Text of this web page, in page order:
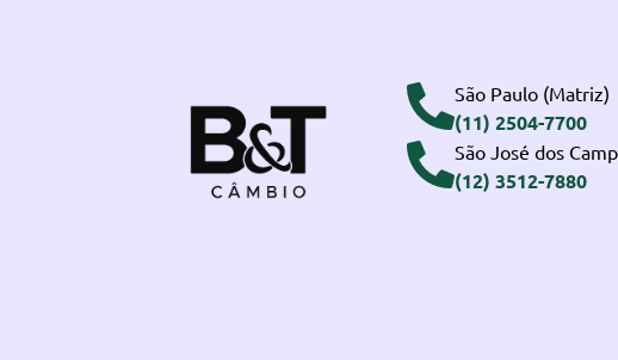
São Paulo (Matriz)
(11) 2504-7700
São José dos
(12) 3512-7880